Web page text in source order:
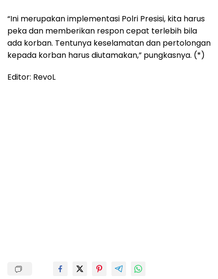
“Ini merupakan implementasi Polri Presisi, kita harus
peka dan memberikan respon cepat terlebih bila
ada korban. Tentunya keselamatan dan pertolongan
kepada korban harus diutamakan,” pungkasnya. (*)
Editor: RevoL